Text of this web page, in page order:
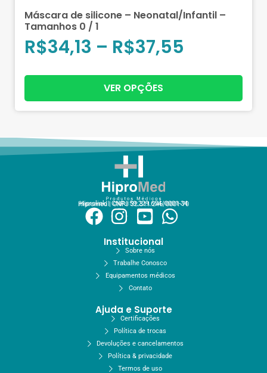
Máscara de silicone – Neonatal/Infantil –
Tamanhos 0 / 1
R$34,13 – R$37,55
VER OPÇÕES
Hiprolink | CNPJ 59.229.654/0001-34
Hipromed | CNPJ 32.311.246/0001-70
Institucional
Sobre nós
Trabalhe Conosco
Equipamentos médicos
Contato
Ajuda e Suporte
Certificações
Política de trocas
Devoluções e cancelamentos
Política & privacidade
Termos de uso